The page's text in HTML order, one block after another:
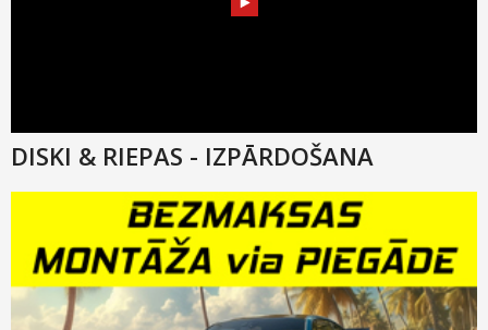
DISKI & RIEPAS - IZPĀRDOŠANA